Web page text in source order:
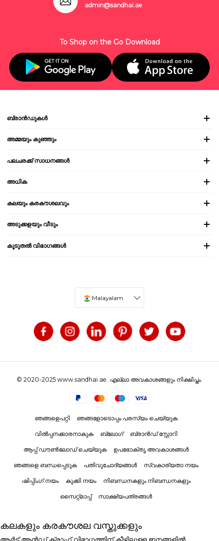
admin@sandhai.ae
To Shop on the Go Download
ബ്രാൻഡുകൾ
അമ്മയും കുഞ്ഞും
പലചരക്ക് സാധനങ്ങൾ
അധിക
കലയും കരകൗശലവും
അടുക്കളയും വീടും
കൂടുതൽ വിഭാഗങ്ങൾ
Malayalam
© 2020-2025 www.sandhai.ae. എല്ലാ അവകാശങ്ങളും നിക്ഷിപ്തം.
ഞങ്ങളെപറ്റി ഞങ്ങളോടൊപ്പം പരസ്യം ചെയ്യുക
വിൽപ്പനക്കാരനാകുക ബ്ലോഗ് ബ്രാൻഡ് സ്റ്റോറി
ആപ്പ് ഡൗൺലോഡ് ചെയ്യുക ഉപഭോക്തൃ അവകാശങ്ങൾ
ഞങ്ങളെ ബന്ധപ്പെടുക പതിവുചോദ്യങ്ങൾ സ്വകാര്യതാ നയം
ഷിപ്പിംഗ് നയം കുക്കി നയം നിബന്ധനകളും നിബന്ധനകളും
സൈറ്റ്മാപ്പ് സാക്ഷ്യപത്രങ്ങൾ
കലകളും കരകൗശല വസ്തുക്കളും